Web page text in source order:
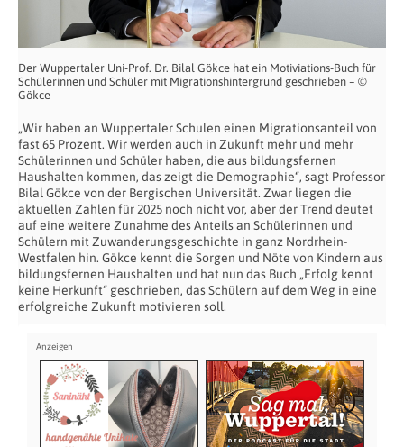
Der Wuppertaler Uni-Prof. Dr. Bilal Gökce hat ein Motiviations-Buch für
Schülerinnen und Schüler mit Migrationshintergrund geschrieben – ©
Gökce
„Wir haben an Wuppertaler Schulen einen Migrationsanteil von
fast 65 Prozent. Wir werden auch in Zukunft mehr und mehr
Schülerinnen und Schüler haben, die aus bildungsfernen
Haushalten kommen, das zeigt die Demographie“, sagt Professor
Bilal Gökce von der Bergischen Universität. Zwar liegen die
aktuellen Zahlen für 2025 noch nicht vor, aber der Trend deutet
auf eine weitere Zunahme des Anteils an Schülerinnen und
Schülern mit Zuwanderungsgeschichte in ganz Nordrhein-
Westfalen hin. Gökce kennt die Sorgen und Nöte von Kindern aus
bildungsfernen Haushalten und hat nun das Buch „Erfolg kennt
keine Herkunft“ geschrieben, das Schülern auf dem Weg in eine
erfolgreiche Zukunft motivieren soll.